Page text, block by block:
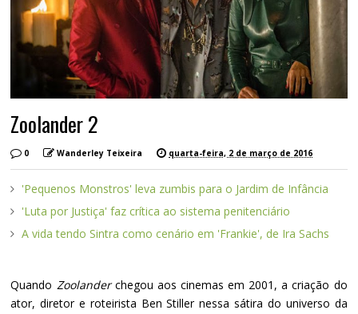
Zoolander 2
0 Wanderley Teixeira quarta-feira, 2 de março de 2016
'Pequenos Monstros' leva zumbis para o Jardim de Infância
'Luta por Justiça' faz crítica ao sistema penitenciário
A vida tendo Sintra como cenário em 'Frankie', de Ira Sachs
Quando Zoolanderchegou aos cinemas em 2001, a criação do
ator, diretor e roteirista Ben Stiller nessa sátira do universo da